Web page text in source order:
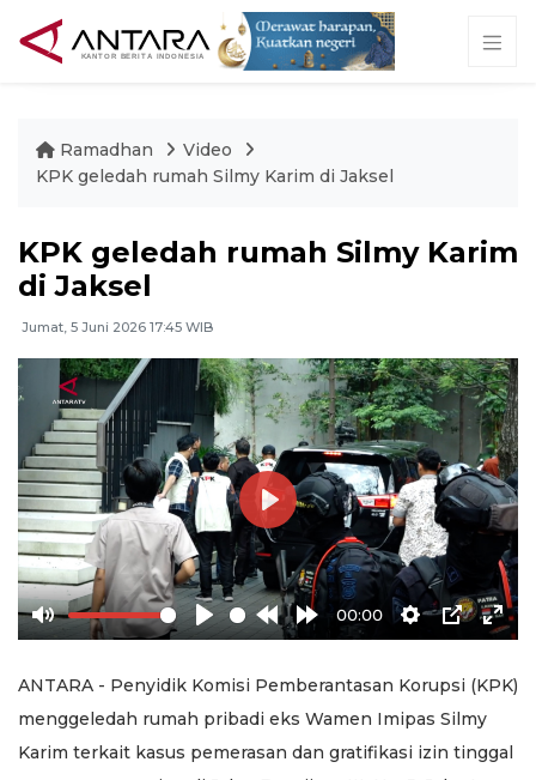
Ramadhan
Video
KPK geledah rumah Silmy Karim di Jaksel
KPK geledah rumah Silmy Karim
di Jaksel
Jumat, 5 Juni 2026 17:45 WIB
Mute Play
Rewind
10s
Forward
00:00
Settings
PIP
Play
ANTARA - Penyidik Komisi Pemberantasan Korupsi (KPK)
menggeledah rumah pribadi eks Wamen Imipas Silmy
Karim terkait kasus pemerasan dan gratifikasi izin tinggal